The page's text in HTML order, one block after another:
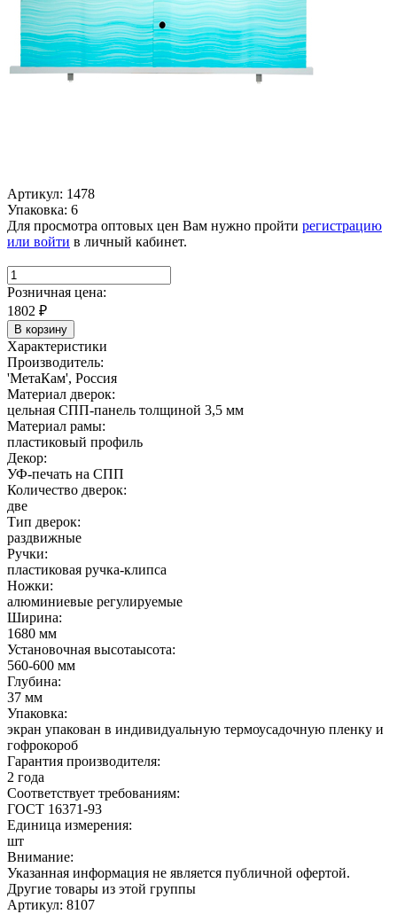
Артикул: 1478
Упаковка: 6
Для просмотра оптовых цен Вам нужно пройти регистрацию
или войти в личный кабинет.
Розничная цена:
1802 ₽
В корзину
Характеристики
Производитель:
'МетаКам', Россия
Материал дверок:
цельная СПП-панель толщиной 3,5 мм
Материал рамы:
пластиковый профиль
Декор:
УФ-печать на СПП
Количество дверок:
две
Тип дверок:
раздвижные
Ручки:
пластиковая ручка-клипса
Ножки:
алюминиевые регулируемые
Ширина:
1680 мм
Установочная высотаысота:
560-600 мм
Глубина:
37 мм
Упаковка:
экран упакован в индивидуальную термоусадочную пленку и
гофрокороб
Гарантия производителя:
2 года
Соответствует требованиям:
ГОСТ 16371-93
Единица измерения:
шт
Внимание:
Указанная информация не является публичной офертой.
Другие товары из этой группы
Артикул: 8107